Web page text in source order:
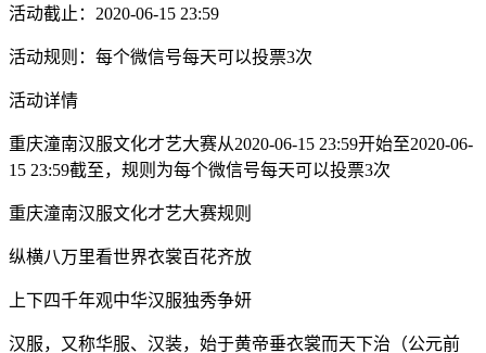
活动截止：2020-06-15 23:59
活动规则：每个微信号每天可以投票3次
活动详情
重庆潼南汉服文化才艺大赛从2020-06-15 23:59开始至2020-06-
15 23:59截至，规则为每个微信号每天可以投票3次
重庆潼南汉服文化才艺大赛规则
纵横八万里看世界衣裳百花齐放
上下四千年观中华汉服独秀争妍
汉服，又称华服、汉装，始于黄帝垂衣裳而天下治（公元前